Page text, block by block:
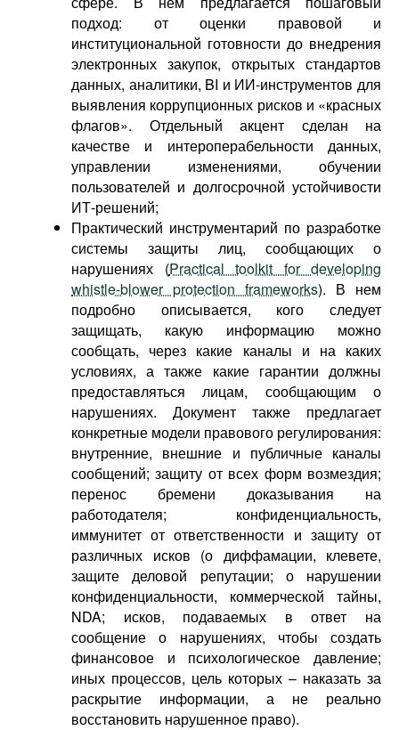
подход: от оценки правовой и
институциональной готовности до внедрения
электронных закупок, открытых стандартов
данных, аналитики, BI и ИИ-инструментов для
выявления коррупционных рисков и «красных
флагов». Отдельный акцент сделан на
качестве и интероперабельности данных,
управлении изменениями, обучении
пользователей и долгосрочной устойчивости
ИТ-решений;
Практический инструментарий по разработке
системы защиты лиц, сообщающих о
нарушениях (Practical toolkit for developing
whistle-blower protection frameworks). В нем
подробно описывается, кого следует
защищать, какую информацию можно
сообщать, через какие каналы и на каких
условиях, а также какие гарантии должны
предоставляться лицам, сообщающим о
нарушениях. Документ также предлагает
конкретные модели правового регулирования:
внутренние, внешние и публичные каналы
сообщений; защиту от всех форм возмездия;
перенос бремени доказывания на
работодателя; конфиденциальность,
иммунитет от ответственности и защиту от
различных исков (о диффамации, клевете,
защите деловой репутации; о нарушении
конфиденциальности, коммерческой тайны,
NDA; исков, подаваемых в ответ на
сообщение о нарушениях, чтобы создать
финансовое и психологическое давление;
иных процессов, цель которых – наказать за
раскрытие информации, а не реально
восстановить нарушенное право).